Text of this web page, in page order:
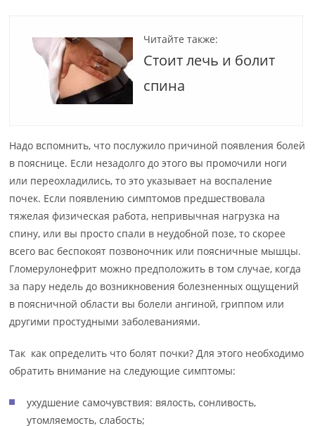
Читайте также:
Стоит лечь и болит
спина
Надо вспомнить, что послужило причиной появления болей
в пояснице. Если незадолго до этого вы промочили ноги
или переохладились, то это указывает на воспаление
почек. Если появлению симптомов предшествовала
тяжелая физическая работа, непривычная нагрузка на
спину, или вы просто спали в неудобной позе, то скорее
всего вас беспокоят позвоночник или поясничные мышцы.
Гломерулонефрит можно предположить в том случае, когда
за пару недель до возникновения болезненных ощущений
в поясничной области вы болели ангиной, гриппом или
другими простудными заболеваниями.
Так как определить что болят почки? Для этого необходимо
обратить внимание на следующие симптомы:
ухудшение самочувствия: вялость, сонливость,
утомляемость, слабость;